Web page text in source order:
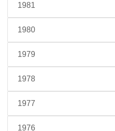
1981
1980
1979
1978
1977
1976